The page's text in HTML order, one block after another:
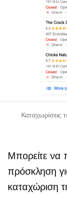
Καταχωρίσεις
Μπορείτε να
πρόσκληση
καταχώριση